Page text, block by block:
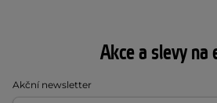
Akce a slevy na
Akční newsletter